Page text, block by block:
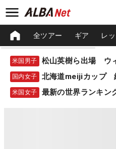
全ツアー ギア レ
米国男子 松山英樹ら出場 ウ
国内女子 北海道meijiカップ
米国女子 最新の世界ランキン